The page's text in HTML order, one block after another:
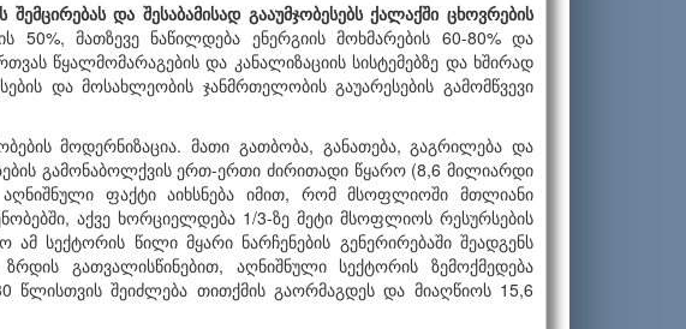
შემცირებას და შესაბამისად გააუმჯობესებს ქალაქში ცხოვრების
მათზევე ნაწილდება ენერგიის მოხმარების 60-80% და
წყალმომარაგების და კანალიზაციის სისტემებზე და ხშირად
და მოსახლეობის ჯანმრთელობის გაუარესების გამომწვევი
მოდერნიზაცია. მათი გათბობა, განათება, გაგრილება და
გამონაბოლქვის ერთ-ერთი ძირითადი წყარო (8,6 მილიარდი
აღნიშნული ფაქტი აიხსნება იმით, რომ მსოფლიოში მთლიანი
აქვე ხორციელდება 1/3-ზე მეტი მსოფლიოს რესურსების
სექტორის წილი მყარი ნარჩენების გენერირებაში შეადგენს
გათვალისწინებით, აღნიშნული სექტორის ზემოქმედება
წლისთვის შეიძლება თითქმის გაორმაგდეს და მიაღწიოს 15,6